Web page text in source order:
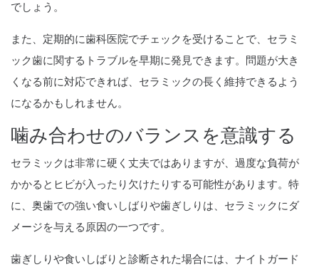
でしょう。
また、定期的に歯科医院でチェックを受けることで、セラミ
ック歯に関するトラブルを早期に発見できます。問題が大き
くなる前に対応できれば、セラミックの長く維持できるよう
になるかもしれません。
噛み合わせのバランスを意識する
セラミックは非常に硬く丈夫ではありますが、過度な負荷が
かかるとヒビが入ったり欠けたりする可能性があります。特
に、奥歯での強い食いしばりや歯ぎしりは、セラミックにダ
メージを与える原因の一つです。
歯ぎしりや食いしばりと診断された場合には、ナイトガード